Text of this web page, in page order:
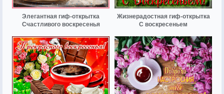
Элегантная гиф-открытка
Счастливого воскресенья
Жизнерадостная гиф-открытка
С воскресеньем